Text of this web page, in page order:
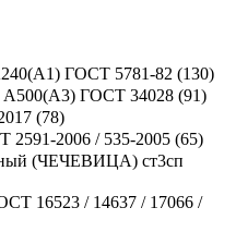
ГОСТ 5781-82 (130)
А500(А3) ГОСТ 34028 (91)
(78)
2591-2006 / 535-2005 (65)
(ЧЕЧЕВИЦА) ст3сп
16523 / 14637 / 17066 /